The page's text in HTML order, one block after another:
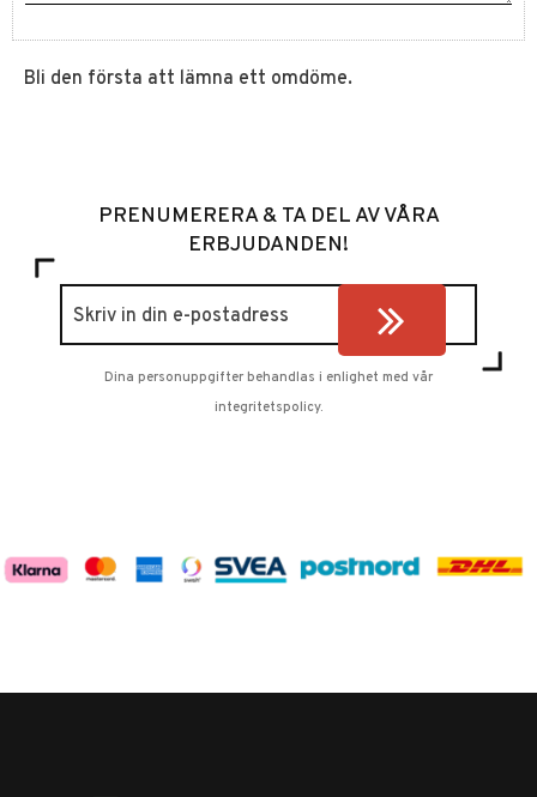
Bli den första att lämna ett omdöme.
PRENUMERERA & TA DEL AV VÅRA
ERBJUDANDEN!
Dina personuppgifter behandlas i enlighet med vår
integritetspolicy.